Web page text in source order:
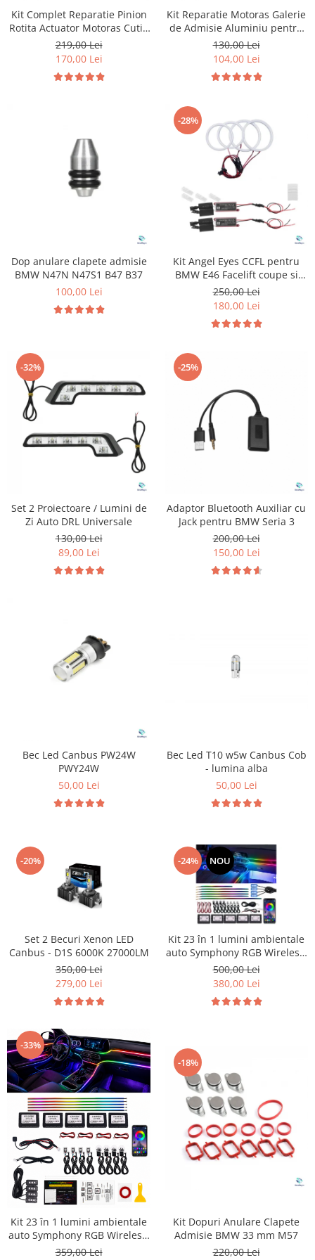
Suzuki
Toyota
Volkswagen
Dopuri anulare clapete admisie
Garnituri galerie admisie BMW
Kit reparatie faruri
Eleron Portbagaj
Kit Complet Reparatie Pinion
Rotita Actuator Motoras Cutie
Transfer pentru BMW
219,00 Lei
170,00 Lei
Kit Reparatie Motoras Galerie
de Admisie Aluminiu pentru
Volkswagen Skoda Seat Audi
P2015
130,00 Lei
104,00 Lei
Dop anulare clapete admisie
BMW N47N N47S1 B47 B37
100,00 Lei
-28%
Kit Angel Eyes CCFL pentru
BMW E46 Facelift coupe si
cabrio
250,00 Lei
180,00 Lei
-32%
Set 2 Proiectoare / Lumini de
Zi Auto DRL Universale
130,00 Lei
89,00 Lei
-25%
Adaptor Bluetooth Auxiliar cu
Jack pentru BMW Seria 3
200,00 Lei
150,00 Lei
Bec Led Canbus PW24W
PWY24W
50,00 Lei
Bec Led T10 w5w Canbus Cob
- lumina alba
50,00 Lei
-20%
Set 2 Becuri Xenon LED
Canbus - D1S 6000K 27000LM
350,00 Lei
279,00 Lei
-24% NOU
Kit 23 în 1 lumini ambientale
auto Symphony RGB Wireless,
benzi acrilice LED, control
Bluetooth prin aplicație,
sincronizare muzică, Welcome
Light
500,00 Lei
380,00 Lei
-33%
Kit 23 în 1 lumini ambientale
auto Symphony RGB Wireless,
benzi acrilice LED, iluminare
359,00 Lei
-18%
Kit Dopuri Anulare Clapete
Admisie BMW 33 mm M57
220,00 Lei